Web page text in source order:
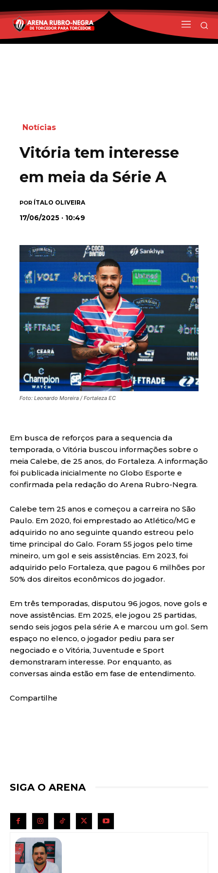
Notícias
Vitória tem interesse
em meia da Série A
POR ÍTALO OLIVEIRA
17/06/2025 · 10:49
Foto: Leonardo Moreira / Fortaleza EC
Em busca de reforços para a sequencia da
temporada, o Vitória buscou informações sobre o
meia Calebe, de 25 anos, do Fortaleza. A informação
foi publicada inicialmente no Globo Esporte e
confirmada pela redação do Arena Rubro-Negra.
Calebe tem 25 anos e começou a carreira no São
Paulo. Em 2020, foi emprestado ao Atlético/MG e
adquirido no ano seguinte quando estreou pelo
time principal do Galo. Foram 55 jogos pelo time
mineiro, um gol e seis assistências. Em 2023, foi
adquirido pelo Fortaleza, que pagou 6 milhões por
50% dos direitos econômicos do jogador.
Em três temporadas, disputou 96 jogos, nove gols e
nove assistências. Em 2025, ele jogou 25 partidas,
sendo seis jogos pela série A e marcou um gol. Sem
espaço no elenco, o jogador pediu para ser
negociado e o Vitória, Juventude e Sport
demonstraram interesse. Por enquanto, as
conversas ainda estão em fase de entendimento.
Compartilhe
SIGA O ARENA